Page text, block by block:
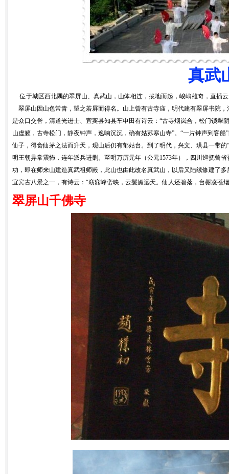
真武
位于城区西北隅的翠屏山、真武山，山体相连，拔地而起，峻峭雄奇，直插
翠屏山因山色常青，望之若屏而得名。山上曾有古寺庙，明代建有翠屏书院
是众口交誉，清道光进士、宜宾县知县车申田有诗云：“古寺烟岚合，松门锁
山虚籁，古寺松门，静夜钟声，逸响沉沉，确有姑苏寒山寺”。“一片钟声到客
仙子，得食仙茅之法而升天，现山后仍有郁姑台。到了明代，兴文、珙县一带
明王朝异常震怖，连年派兵进剿。至明万历元年（公元1573年），四川巡抚曾
功，即在师来山建造真武祖师殿，此山也由此改名真武山，以后又陆续修建了
宜宾古八景之一，有诗云：“窈窕峰峦映，云鬟媚远天。仙人还碧落，台榭凌苍
翠屏山千佛寺